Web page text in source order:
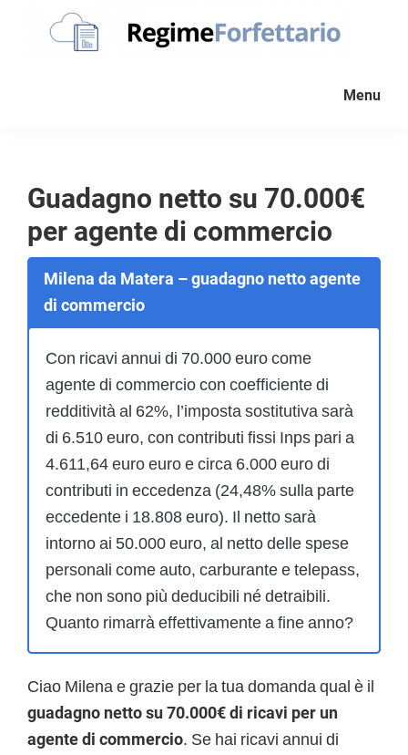
partita
Iva
forfettaria
Menu
Guadagno netto su 70.000€
per agente di commercio
Milena da Matera – guadagno netto agente
di commercio
Con ricavi annui di 70.000 euro come
agente di commercio con coefficiente di
redditività al 62%, l’imposta sostitutiva sarà
di 6.510 euro, con contributi fissi Inps pari a
4.611,64 euro euro e circa 6.000 euro di
contributi in eccedenza (24,48% sulla parte
eccedente i 18.808 euro). Il netto sarà
intorno ai 50.000 euro, al netto delle spese
personali come auto, carburante e telepass,
che non sono più deducibili né detraibili.
Quanto rimarrà effettivamente a fine anno?
Ciao Milena e grazie per la tua domanda qual è il
guadagno netto su 70.000€ di ricavi per un
agente di commercio. Se hai ricavi annui di